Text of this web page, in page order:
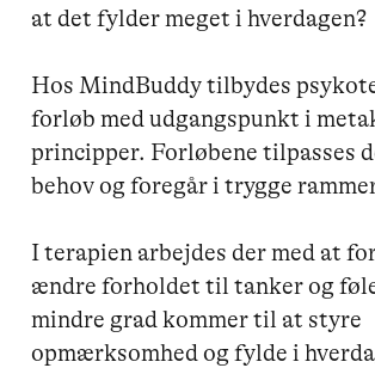
at det fylder meget i hverdagen?
Hos MindBuddy tilbydes
forløb med udgangspunkt i
principper. Forløbene tilpasses
behov og foregår i trygge
I terapien arbejdes der med at
ændre forholdet til tanker og
mindre grad kommer til at styre
opmærksomhed og fylde i